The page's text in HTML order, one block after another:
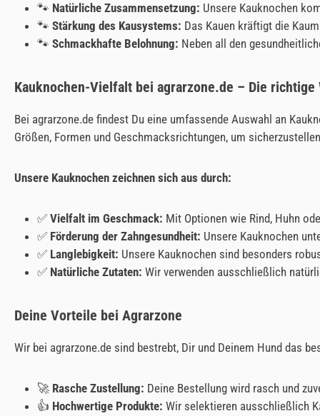
🐾 Natürliche Zusammensetzung: Unsere Kauknochen
🐾 Stärkung des Kausystems: Das Kauen kräftigt die
🐾 Schmackhafte Belohnung: Neben all den
Kauknochen-Vielfalt bei agrarzone.de – Die richtige
Bei agrarzone.de findest Du eine umfassende Auswahl an
Größen, Formen und Geschmacksrichtungen, um
Unsere Kauknochen zeichnen sich aus durch:
✅ Vielfalt im Geschmack: Mit Optionen wie Rind, Huhn
✅ Förderung der Zahngesundheit: Unsere Kauknochen
✅ Langlebigkeit: Unsere Kauknochen sind besonders
✅ Natürliche Zutaten: Wir verwenden ausschließlich
Deine Vorteile bei Agrarzone
Wir bei agrarzone.de sind bestrebt, Dir und Deinem Hund das
🚀 Rasche Zustellung: Deine Bestellung wird rasch und
👍 Hochwertige Produkte: Wir selektieren ausschließlich